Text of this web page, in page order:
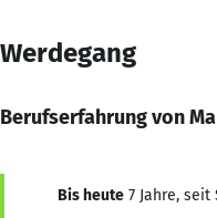
Werdegang
Berufserfahrung von
Bis heute 7 Jahre, seit